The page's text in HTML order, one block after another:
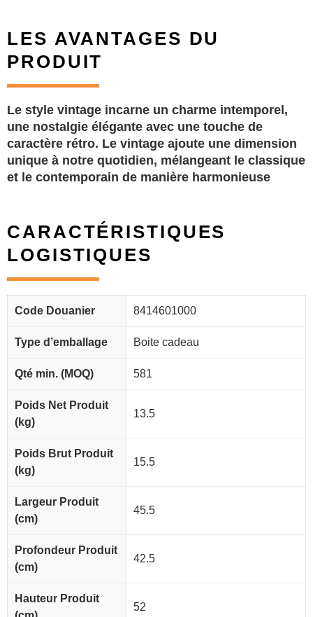
LES AVANTAGES DU
PRODUIT
Le style vintage incarne un charme intemporel,
une nostalgie élégante avec une touche de
caractère rétro. Le vintage ajoute une dimension
unique à notre quotidien, mélangeant le classique
et le contemporain de manière harmonieuse
CARACTÉRISTIQUES
LOGISTIQUES
Code Douanier 8414601000
Type d’emballage Boite cadeau
Qté min. (MOQ) 581
Poids Net Produit
(kg)
13.5
Poids Brut Produit
(kg)
15.5
Largeur Produit
(cm)
45.5
Profondeur Produit
(cm)
42.5
Hauteur Produit
52